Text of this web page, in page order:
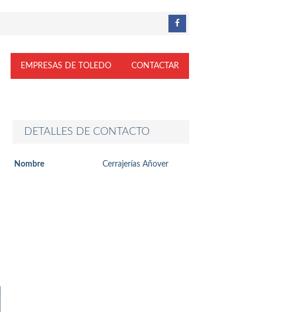
EMPRESAS DE TOLEDO CONTACTAR
DETALLES DE CONTACTO
Nombre Cerrajerías Añover